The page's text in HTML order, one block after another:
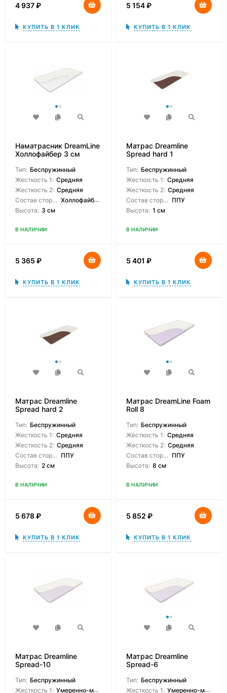
4 937₽
КУПИТЬ В 1 КЛИК
5 154₽
КУПИТЬ В 1 КЛИК
Наматрасник DreamLine
Холлофайбер 3 см
Тип: Беспружинный
Жесткость 1: Средняя
Жесткость 2: Средняя
Состав сторон: Холлофайбер
Высота: 3 см
В НАЛИЧИИ
5 365 ₽
КУПИТЬ В 1 КЛИК
Матрас Dreamline
Spread hard 1
Тип: Беспружинный
Жесткость 1: Средняя
Жесткость 2: Средняя
Состав сторон: ППУ
Высота: 1 см
В НАЛИЧИИ
5 401 ₽
КУПИТЬ В 1 КЛИК
Матрас Dreamline
Spread hard 2
Тип: Беспружинный
Жесткость 1: Средняя
Жесткость 2: Средняя
Состав сторон: ППУ
Высота: 2 см
В НАЛИЧИИ
5 678₽
КУПИТЬ В 1 КЛИК
Матрас DreamLine Foam
Roll 8
Тип: Беспружинный
Жесткость 1: Средняя
Жесткость 2: Средняя
Состав сторон: ППУ
Высота: 8 см
В НАЛИЧИИ
5 852 ₽
КУПИТЬ В 1 КЛИК
Матрас Dreamline
Spread-10
Тип: Беспружинный
Жесткость 1: Умеренно-мягкая
Матрас Dreamline
Spread-6
Тип: Беспружинный
Жесткость 1: Умеренно-мягкая